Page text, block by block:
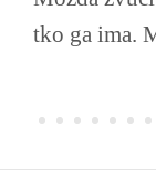
tko ga ima.